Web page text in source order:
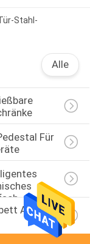
Stahl-
Alle
Für
Aus